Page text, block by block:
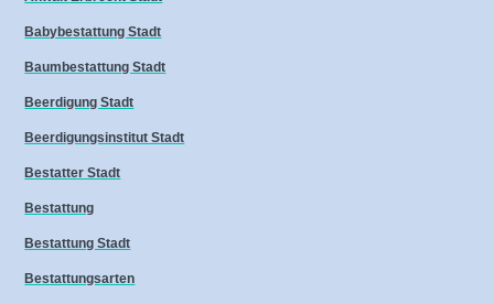
Babybestattung Stadt
Baumbestattung Stadt
Beerdigung Stadt
Beerdigungsinstitut Stadt
Bestatter Stadt
Bestattung
Bestattung Stadt
Bestattungsarten